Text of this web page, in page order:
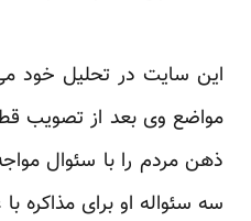
این سایت در تحلیل خود می
مواضع وی بعد از تصویب
ذهن مردم را با سئوال
سه سئواله او برای مذاکره